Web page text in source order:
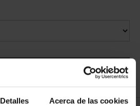
Detalles Acerca de las cookies